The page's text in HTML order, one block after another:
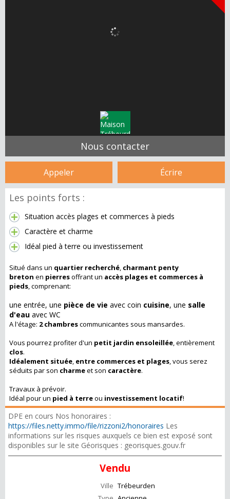
Nous contacter
Appeler Écrire
Les points forts :
Situation accès plages et commerces à pieds
Caractère et charme
Idéal pied à terre ou investissement
Situé dans un quartier recherché, charmant penty
breton en pierresoffrant un accès plages et commerces à
pieds, comprenant:
une entrée, une pièce de vie avec coin cuisine, une salle
d'eau avec WC
A l'étage: 2 chambrescommunicantes sous mansardes.
Vous pourrez profiter d'un petit jardin ensoleillée, entièrement
clos.
Idéalement située, entre commerces et plages, vous serez
séduits par son charmeet son caractère.
Travaux à prévoir.
Idéal pour un pied à terreou investissement locatif!
DPE en cours Nos honoraires :
https://files.netty.immo/file/rizzoni2/honoraires Les
informations sur les risques auxquels ce bien est exposé sont
disponibles sur le site Géorisques : georisques.gouv.fr
Vendu
Ville Trébeurden